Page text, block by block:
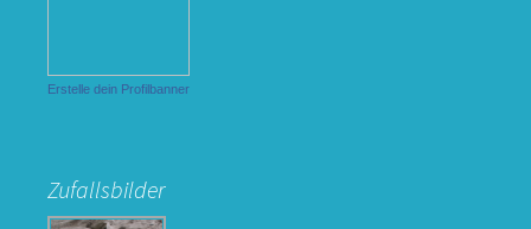
Erstelle dein Profilbanner
Zufallsbilder